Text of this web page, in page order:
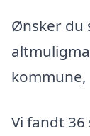
Ønsker du
Vi fandt